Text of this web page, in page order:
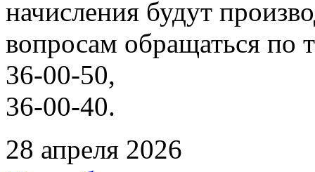
начисления будут
вопросам обращаться по
36-00-50,
36-00-40.
28 апреля 2026